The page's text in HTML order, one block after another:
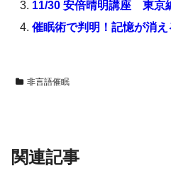
11/30 安倍晴明講座 東京
催眠術で判明！記憶が消
非言語催眠
関連記事